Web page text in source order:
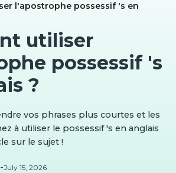
l'apostrophe possessif 's en
utiliser
possessif 's
?
vos phrases plus courtes et les
à utiliser le possessif 's en anglais
sur le sujet !
-July 15, 2026